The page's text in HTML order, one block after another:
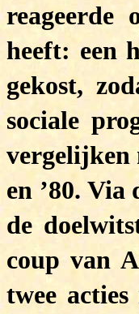
reageerde
heeft: een
gekost,
sociale
vergelijken
en ’80.
de
coup van
twee